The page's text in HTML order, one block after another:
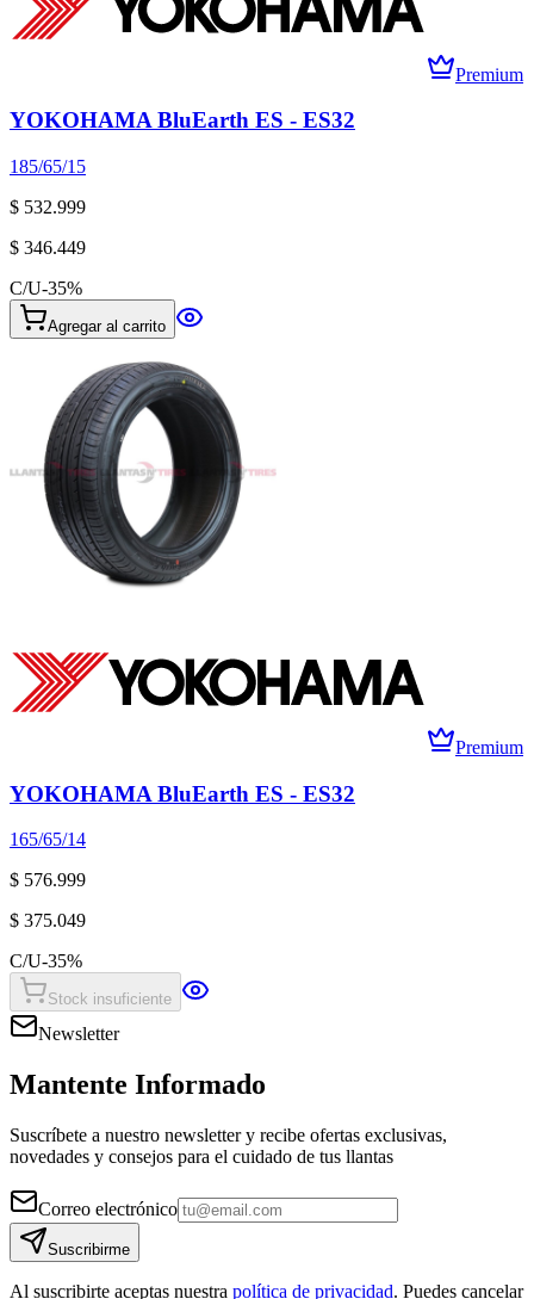
Premium
YOKOHAMA BluEarth ES - ES32
185/65/15
$ 532.999
$ 346.449
C/U-35%
Agregar al carrito
Premium
YOKOHAMA BluEarth ES - ES32
165/65/14
$ 576.999
$ 375.049
C/U-35%
Stock insuficiente
Newsletter
Mantente Informado
Suscríbete a nuestro newsletter y recibe ofertas exclusivas,
novedades y consejos para el cuidado de tus llantas
Correo electrónico
Suscribirme
Al suscribirte aceptas nuestra política de privacidad. Puedes cancelar